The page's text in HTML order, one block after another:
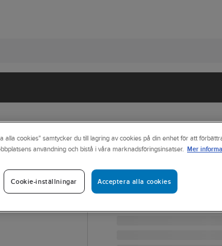
TEXSTAR
Jacka Texstar
JACKA TEXSTAR WJ68
alla cookies" samtycker du till lagring av cookies på din enhet för att
användning och bistå i våra marknadsföringsinsatser. Mer
Acceptera alla cookies
Cookie-inställningar